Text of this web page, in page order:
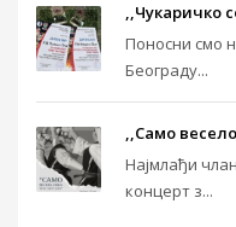
,,Чукаричко
Поносни смо
Београду...
,,Само
Најмлађи
концерт з...